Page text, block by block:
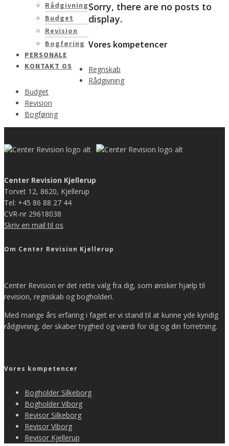
Rådgivning
Budget
Revision
Bogføring
PERSONALE
KONTAKT OS
Sorry, there are no posts to
display.
Vores kompetencer
Regnskab
Rådgivning
Budget
Revision
Bogføring
Center Revision Kjellerup
Torvet 12, 8620, Kjellerup
Tel: +45 86 88 27 44
CVR-nr 29618038
Skriv en mail til os
Om Center Revision Kjellerup
Center Revision er det rette valg fra dig, som ønsker hjælp til
revision, regnskab og bogholderi.
Med mange års erfaring i faget er vi stand til at kunne yde kyndig
rådgivning, der skaber tryghed og værdi for dig og din forretning.
Vores kompetencer
Bogholder Silkeborg
Bogholder Viborg
Revisor Silkeborg
Revisor Viborg
Revisor Kjellerup